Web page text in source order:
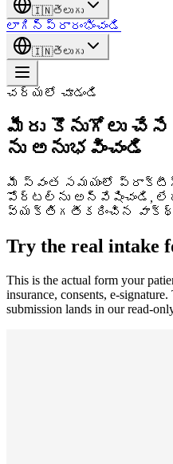
🇮🇳తెలుగు
లాగిన్ ప్రారంభించండి
🇮🇳తెలుగు
చర్యలో చూడండి
మీరు కొనుగోలు చేసే
ను అనుభవించండి
మీ స్వంత సమయంలో
పోర్టల్‌ను అన్వేషించండి,
వ్యక్తిగతీకరించిన
Try the real intake
This is the actual form your
insurance, consents, e-
submission lands in our read-